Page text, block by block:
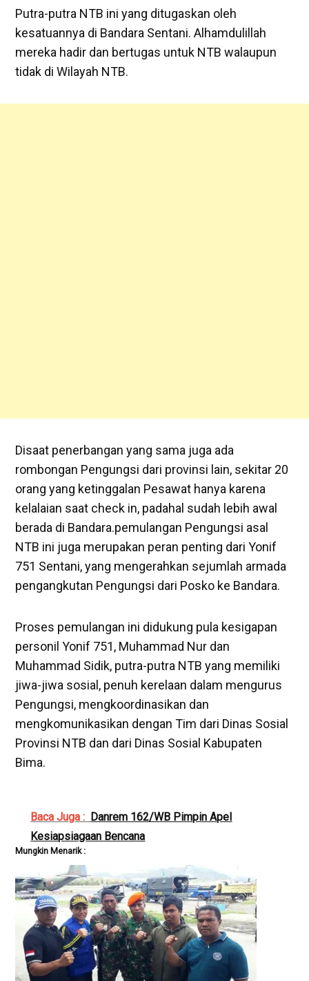
Putra-putra NTB ini yang ditugaskan oleh
kesatuannya di Bandara Sentani. Alhamdulillah
mereka hadir dan bertugas untuk NTB walaupun
tidak di Wilayah NTB.
Disaat penerbangan yang sama juga ada
rombongan Pengungsi dari provinsi lain, sekitar 20
orang yang ketinggalan Pesawat hanya karena
kelalaian saat check in, padahal sudah lebih awal
berada di Bandara.pemulangan Pengungsi asal
NTB ini juga merupakan peran penting dari Yonif
751 Sentani, yang mengerahkan sejumlah armada
pengangkutan Pengungsi dari Posko ke Bandara.
Proses pemulangan ini didukung pula kesigapan
personil Yonif 751, Muhammad Nur dan
Muhammad Sidik, putra-putra NTB yang memiliki
jiwa-jiwa sosial, penuh kerelaan dalam mengurus
Pengungsi, mengkoordinasikan dan
mengkomunikasikan dengan Tim dari Dinas Sosial
Provinsi NTB dan dari Dinas Sosial Kabupaten
Bima.
Baca Juga : Danrem 162/WB Pimpin Apel
Kesiapsiagaan Bencana
Mungkin Menarik :